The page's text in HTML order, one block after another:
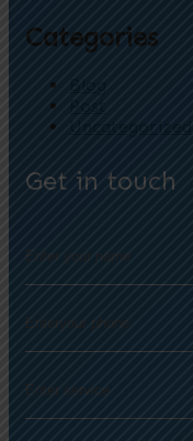
Categories
Blog
Post
Uncategorized
Get in touch